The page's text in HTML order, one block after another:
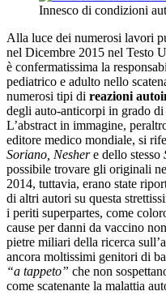
Innesco di condizioni
Alla luce dei numerosi lavori
nel Dicembre 2015 nel Testo
è confermatissima la
pediatrico e adulto nello
numerosi tipi di reazioni
degli auto-anticorpi in grado di
L’abstract in immagine,
editore medico mondiale, si
Soriano, Neshere dello stesso
possibile trovare gli originali
2014, tuttavia, erano state
di altri autori su questa
i periti superpartes, come
cause per danni da vaccino
pietre miliari della ricerca
ancora moltissimi genitori di
“a tappeto” che non
come scatenante la malattia